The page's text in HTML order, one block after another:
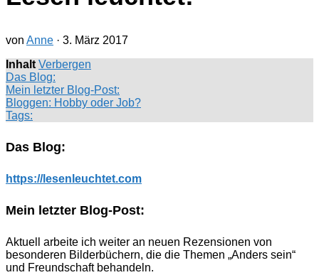
von Anne · 3. März 2017
Inhalt Verbergen
Das Blog:
Mein letzter Blog-Post:
Bloggen: Hobby oder Job?
Tags:
Das Blog:
https://lesenleuchtet.com
Mein letzter Blog-Post:
Aktuell arbeite ich weiter an neuen Rezensionen von
besonderen Bilderbüchern, die die Themen „Anders sein“
und Freundschaft behandeln.